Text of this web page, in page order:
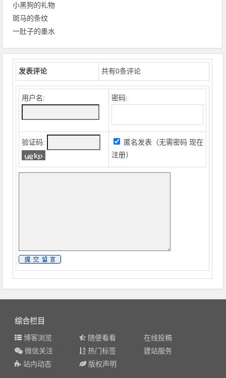
小黑狗的礼物
斑马的条纹
一肚子的墨水
发表评论 共有0条评论
用户名: 密码:
验证码: 匿名发表（无需密码现在
注册）
综合栏目
博客浏览 随便看看
在线投稿
微信关注
热门标签
建站服务
站内动态
版权声明